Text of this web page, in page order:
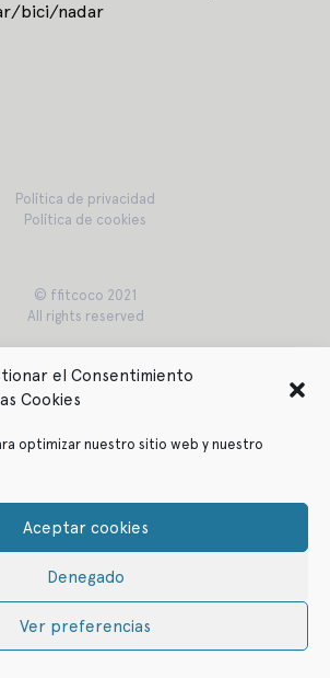
el Consentimiento
Cookies
optimizar nuestro sitio web y nuestro
Aceptar cookies
Denegado
Ver preferencias
bici/nadar
Política de privacidad
Política de cookies
© ffitcoco 2021
All rights reserved